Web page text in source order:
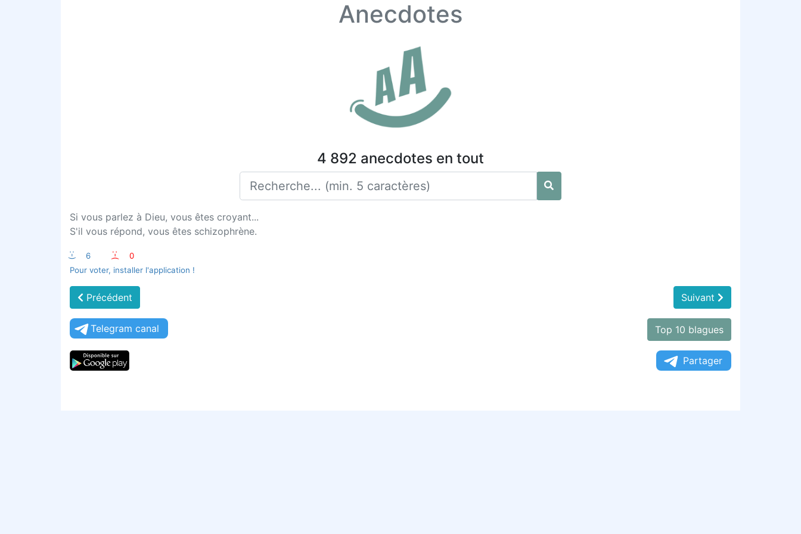
Anecdotes
4 892 anecdotes en tout
Si vous parlez à Dieu, vous êtes croyant...
S'il vous répond, vous êtes schizophrène.
:-) 6 :-(
0
Pour voter, installer l'application !
Précédent Suivant
Telegram canal Top 10 blagues
Partager